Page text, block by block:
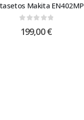
Makita EN402MP
199,00€